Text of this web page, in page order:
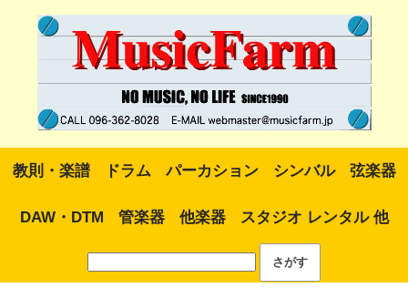
教則・楽譜 ドラム パーカション シンバル 弦楽器
DAW・DTM 管楽器 他楽器 スタジオ レンタル 他